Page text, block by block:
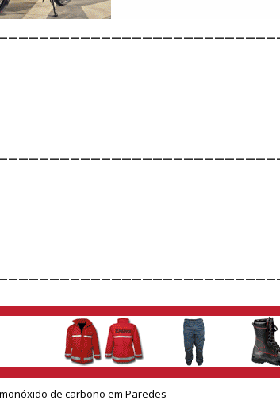
de carbono em Paredes